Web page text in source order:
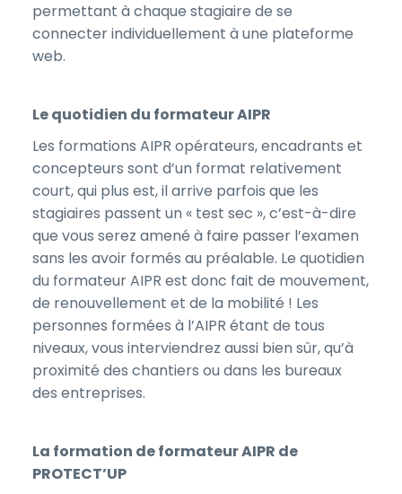
permettant à chaque stagiaire de se
connecter individuellement à une plateforme
web.
Le quotidien du formateur AIPR
Les formations AIPR opérateurs, encadrants et
concepteurs sont d’un format relativement
court, qui plus est, il arrive parfois que les
stagiaires passent un « test sec », c’est-à-dire
que vous serez amené à faire passer l’examen
sans les avoir formés au préalable. Le quotidien
du formateur AIPR est donc fait de mouvement,
de renouvellement et de la mobilité ! Les
personnes formées à l’AIPR étant de tous
niveaux, vous interviendrez aussi bien sûr, qu’à
proximité des chantiers ou dans les bureaux
des entreprises.
La formation de formateur AIPR de
PROTECT’UP